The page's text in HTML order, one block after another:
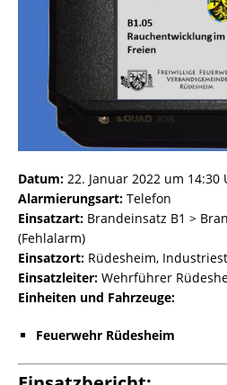
Datum: 22. Januar 2022 um 14:30
Alarmierungsart: Telefon
Einsatzart: Brandeinsatz B1 >
(Fehlalarm)
Einsatzort: Rüdesheim,
Einsatzleiter: Wehrführer
Einheiten und Fahrzeuge:
Feuerwehr Rüdesheim